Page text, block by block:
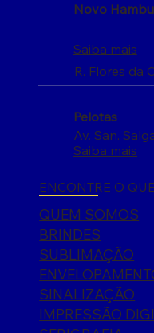
Novo
R. Flores da
Saiba mais
Pelotas
Av. San.
Saiba mais
ENCONTRE O
QUEM SOMOS
BRINDES
SUBLIMAÇÃO
SINALIZAÇÃO
IMPRESSÃO